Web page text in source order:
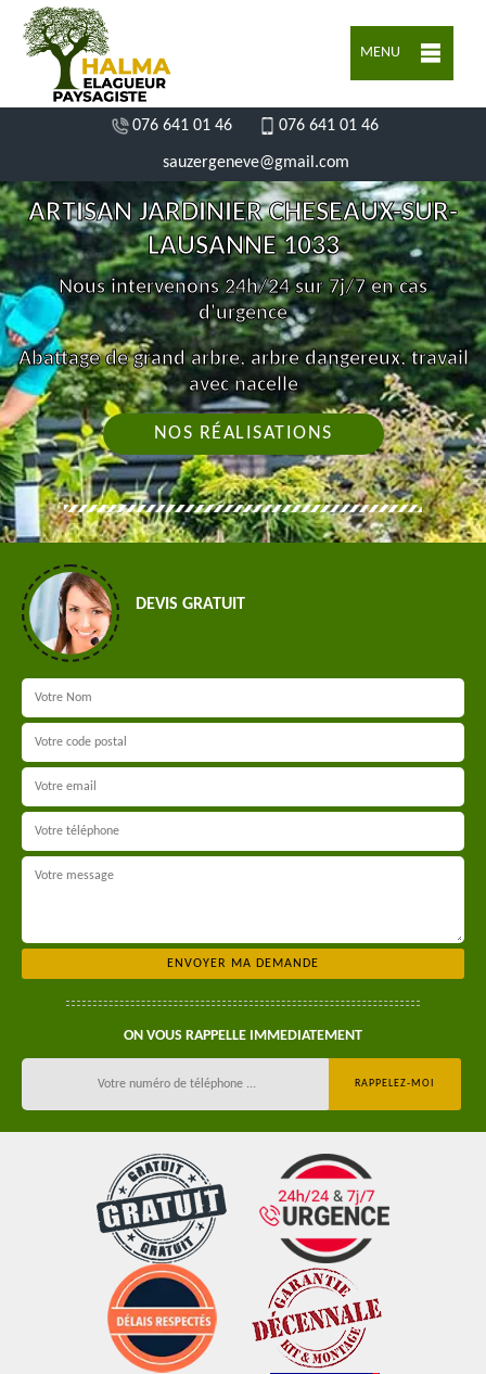
MENU
076 641 01 46 076 641 01 46
sauzergeneve@gmail.com
ARTISAN JARDINIER CHESEAUX-SUR-
LAUSANNE 1033
Nous intervenons 24h/24 sur 7j/7 en cas
d'urgence
Abattage de grand arbre, arbre dangereux, travail
avec nacelle
NOS RÉALISATIONS
DEVIS GRATUIT
ON VOUS RAPPELLE IMMEDIATEMENT